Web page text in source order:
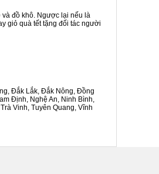
đồ khô. Ngược lại nếu là
giỏ quà tết tặng đối tác người
Đắk Lắk, Đắk Nông, Đồng
Định, Nghệ An, Ninh Bình,
Vinh, Tuyên Quang, Vĩnh